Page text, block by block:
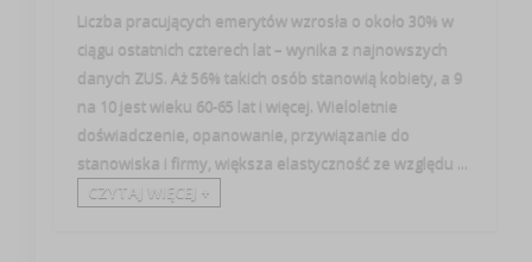
Liczba pracujących emerytów wzrosła o około 30% w
ciągu ostatnich czterech lat – wynika z najnowszych
danych ZUS. Aż 56% takich osób stanowią kobiety, a 9
na 10 jest wieku 60-65 lat i więcej. Wieloletnie
doświadczenie, opanowanie, przywiązanie do
stanowiska i firmy, większa elastyczność ze względu ...
CZYTAJ WIĘCEJ +